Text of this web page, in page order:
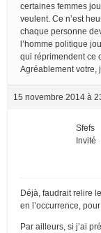
certaines femmes
veulent. Ce n’est
chaque personne
l’homme politique
qui réprimendent ce
Agréablement votre,
15 novembre 2014 à
Sfefs
Invité
Déjà, faudrait relire
en l’occurrence,
Par ailleurs, si j’ai